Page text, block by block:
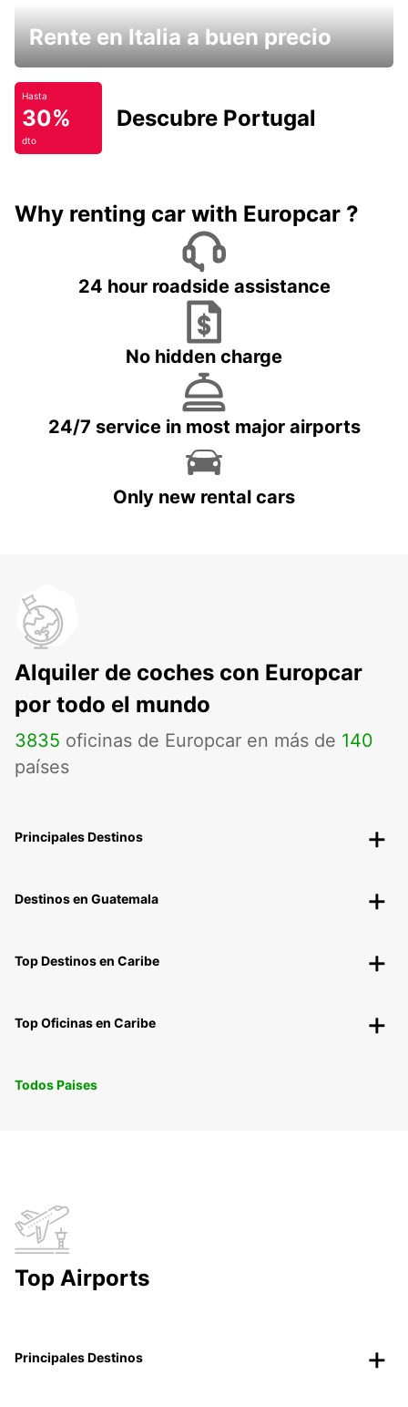
Rente en Italia a buen precio
Hasta
30%
dto
Descubre Portugal
Why renting car with Europcar ?
24 hour roadside assistance
No hidden charge
24/7 service in most major airports
Only new rental cars
Alquiler de coches con Europcar
por todo el mundo
3835 oficinas de Europcar en más de 140
países
Principales Destinos
Destinos en Guatemala
Top Destinos en Caribe
Top Oficinas en Caribe
Todos Paises
Top Airports
Principales Destinos